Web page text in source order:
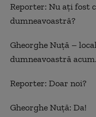
Reporter: Nu ați fost
dumneavoastră?
Gheorghe Nuță –
dumneavoastră acum.
Reporter: Doar noi?
Gheorghe Nuță: Da!